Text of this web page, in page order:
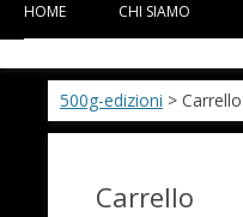
HOME CHI SIAMO
500g-edizioni > Carrello
Carrello